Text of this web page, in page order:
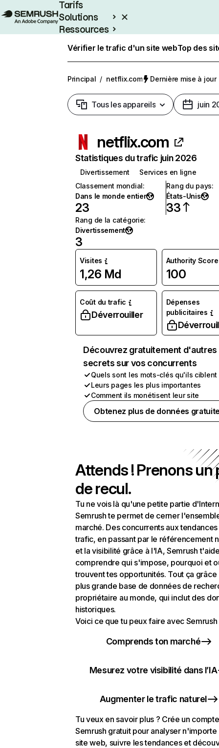
Tarifs
Solutions
Ressources
Vérifier le trafic d'un site webTop des
Principal / netflix.com Dernière mise à jour
Tous les appareils juin
netflix.com
Statistiques du trafic juin 2026
Divertissement
Services en ligne
Classement mondial:
Dans le monde entier
23
Rang du pays:
États-Unis
33
Rang de la catégorie:
Divertissement
3
Visites
1,26 Md
Authority Score
100
Coût du trafic
Déverrouiller
Dépenses
publicitaires
Découvrez gratuitement d'autres
secrets sur vos concurrents
Quels sont les mots-clés qu'ils ciblent
Leurs pages les plus importantes
Comment ils monétisent leur site
Obtenez plus de données
Attends ! Prenons un
de recul.
Tu ne vois là qu'une petite partie
Semrush te permet de cerner
marché. Des concurrents aux
trafic, en passant par le référencement
et la visibilité grâce à l'IA, Semrush
comprendre qui s'impose, pourquoi et
trouvent tes opportunités. Tout ça grâce
plus grande base de données de
propriétaire au monde, qui inclut des
historiques.
Voici ce que tu peux faire avec Semrush
Comprends ton marché
Mesurez votre visibilité dans l’IA
Augmenter le trafic naturel
Tu veux en savoir plus ? Crée un compte
Semrush gratuit pour analyser n'importe
site web, suivre les tendances et